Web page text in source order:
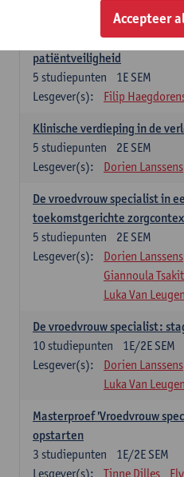
De professional als
patiëntveiligheid
1E SEM
5 studiepunten
Lesgever(s):
Filip
Klinische verdieping in de
2E SEM
5 studiepunten
Lesgever(s):
Dorien Lanssens
De vroedvrouw specialist in
toekomstgerichte
2E SEM
5 studiepunten
Lesgever(s):
Dorien Lanssens
Giannoula
Luka Van
De vroedvrouw specialist:
1E/2E SEM
10studiepunten
Lesgever(s):
Dorien Lanssens
Luka Van
Masterproef 'Vroedvrouw
opstarten
1E/2E SEM
3 studiepunten
Lesgever(s):
Tinne Dilles
Accepteer